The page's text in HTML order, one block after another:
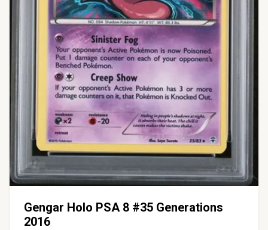
Gengar Holo PSA 8 #35 Generations
2016